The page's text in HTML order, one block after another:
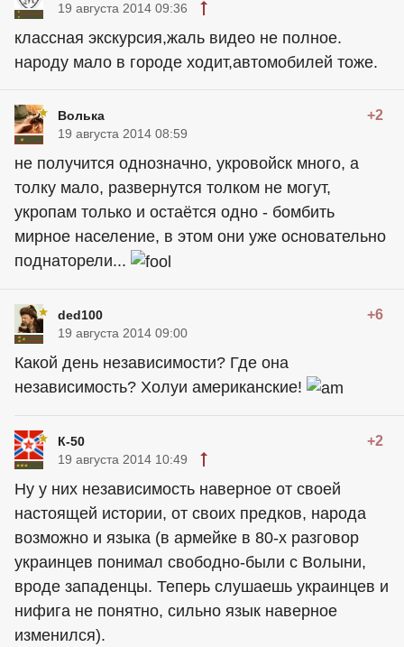
19 августа 2014 09:36
классная экскурсия,жаль видео не полное.
народу мало в городе ходит,автомобилей тоже.
Волька +2
19 августа 2014 08:59
не получится однозначно, укровойск много, а
толку мало, развернутся толком не могут,
укропам только и остаётся одно - бомбить
мирное население, в этом они уже основательно
поднаторели...
ded100 +6
19 августа 2014 09:00
Какой день независимости? Где она
независимость? Холуи американские!
К-50 +2
19 августа 2014 10:49
Ну у них независимость наверное от своей
настоящей истории, от своих предков, народа
возможно и языка (в армейке в 80-х разговор
украинцев понимал свободно-были с Волыни,
вроде западенцы. Теперь слушаешь украинцев и
нифига не понятно, сильно язык наверное
изменился).